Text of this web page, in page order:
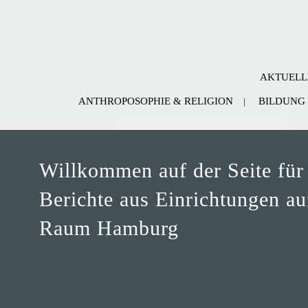
ANTHROPOSOPHIE & RELIGION
BILDUNG
Willkommen auf der Seite für
Berichte aus Einrichtungen
Raum Hamburg